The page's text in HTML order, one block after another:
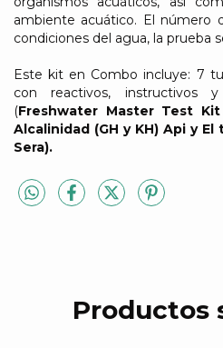
ambiente acuático. El número
condiciones del agua, la prueba
Este kit en Combo incluye: 7
con reactivos, instructivos
(Freshwater Master Test
Alcalinidad (GH y KH) Api y
Sera).
Productos